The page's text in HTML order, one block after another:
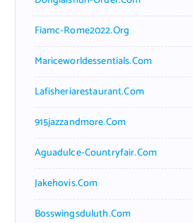
Fiamc-Rome2022.org
Mariceworldessentials.com
Lafisheriarestaurant.com
915jazzandmore.com
Aguadulce-Countryfair.com
Jakehovis.com
Bosswingsduluth.com